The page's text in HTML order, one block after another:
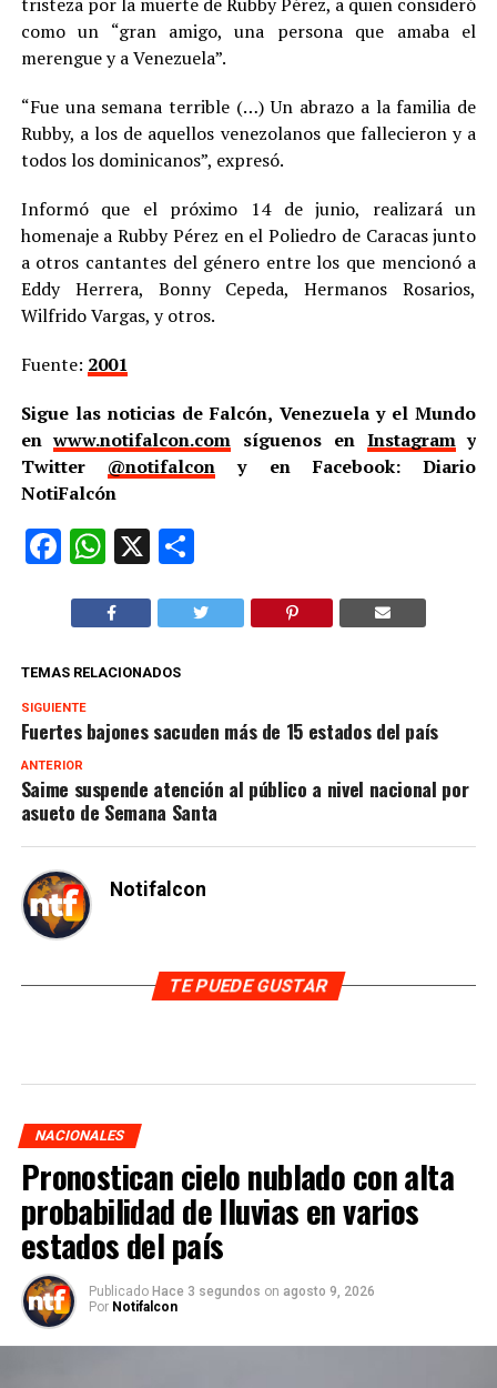
como un “gran amigo, una persona que amaba el
merengue y a Venezuela”.
“Fue una semana terrible (…) Un abrazo a la familia de
Rubby, a los de aquellos venezolanos que fallecieron y a
todos los dominicanos”, expresó.
Informó que el próximo 14 de junio, realizará un
homenaje a Rubby Pérez en el Poliedro de Caracas junto
a otros cantantes del género entre los que mencionó a
Eddy Herrera, Bonny Cepeda, Hermanos Rosarios,
Wilfrido Vargas, y otros.
Fuente: 2001
Sigue las noticias de Falcón, Venezuela y el Mundo
enwww.notifalcon.com síguenos en Instagramy
Twitter @notifalcon y en Facebook: Diario
NotiFalcón
Facebook
WhatsApp
X Compartir
TEMAS RELACIONADOS
SIGUIENTE
Fuertes bajones sacuden más de 15 estados del país
ANTERIOR
Saime suspende atención al público a nivel nacional por
asueto de Semana Santa
Notifalcon
TE PUEDE GUSTAR
NACIONALES
Pronostican cielo nublado con alta
probabilidad de lluvias en varios
estados del país
Publicado Hace 3 segundos on agosto 9, 2026
Por Notifalcon